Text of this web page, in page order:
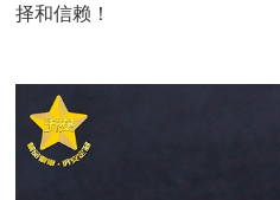
择和信赖！